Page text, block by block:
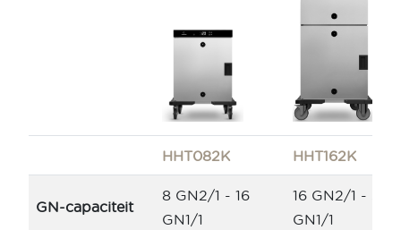
HHT082K HHT162K
GN-capaciteit
8 GN2/1 - 16
GN1/1
16 GN2/1 - 32
GN1/1